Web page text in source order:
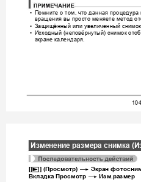
• Помните о том что данная процедура
вращения вы просто меняете метод
• Защищённый или увеличенный снимок
•
Исходный (неповёрнутый) снимок
экране календаря.
104
Изменение размера снимка (
p ] (Просмотр) * Экран
Вкладка Просмотр * Изм.размер